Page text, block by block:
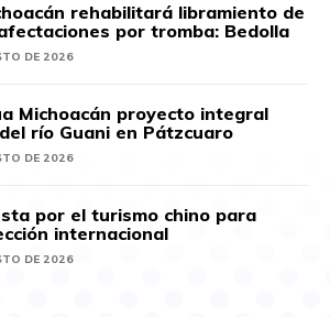
rehabilitará libramiento de
por tromba: Bedolla
DE 2026
Michoacán proyecto integral
río Guani en Pátzcuaro
DE 2026
por el turismo chino para
internacional
DE 2026